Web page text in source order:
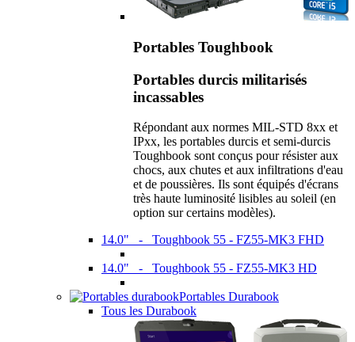
Portables Toughbook
Portables durcis militarisés
incassables
Répondant aux normes MIL-STD 8xx et
IPxx, les portables durcis et semi-durcis
Toughbook sont conçus pour résister aux
chocs, aux chutes et aux infiltrations d'eau
et de poussières. Ils sont équipés d'écrans
très haute luminosité lisibles au soleil (en
option sur certains modèles).
14.0" - Toughbook 55 - FZ55-MK3 FHD
14.0" - Toughbook 55 - FZ55-MK3 HD
Portables Durabook
Tous les Durabook